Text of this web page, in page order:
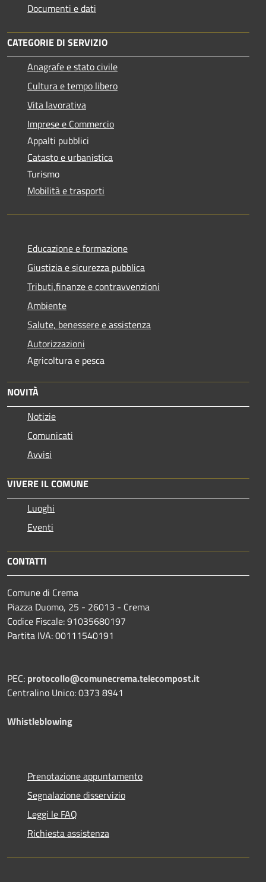
Documenti e dati
CATEGORIE DI SERVIZIO
Anagrafe e stato civile
Cultura e tempo libero
Vita lavorativa
Imprese e Commercio
Appalti pubblici
Catasto e urbanistica
Turismo
Mobilità e trasporti
Educazione e formazione
Giustizia e sicurezza pubblica
Tributi,finanze e contravvenzioni
Ambiente
Salute, benessere e assistenza
Autorizzazioni
Agricoltura e pesca
NOVITÀ
Notizie
Comunicati
Avvisi
VIVERE IL COMUNE
Luoghi
Eventi
CONTATTI
Comune di Crema
Piazza Duomo, 25 - 26013 - Crema
Codice Fiscale: 91035680197
Partita IVA: 00111540191
PEC: protocollo@comunecrema.telecompost.it
Centralino Unico: 0373 8941
Whistleblowing
Prenotazione appuntamento
Segnalazione disservizio
Leggi le FAQ
Richiesta assistenza